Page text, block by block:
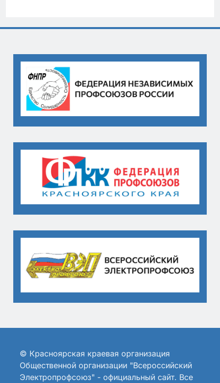
© Красноярская краевая организация
Общественной организации "Всероссийский
Электропрофсоюз" - официальный сайт. Все